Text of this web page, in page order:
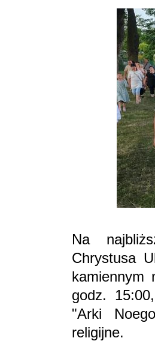
Na
Chrystusa
kamiennym
godz.
"Arki
religijne.